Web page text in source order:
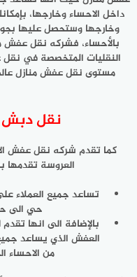
داخل الاحساء وخارجها،
وخارجها وستحصل عليها
بالأحساء، فشركه نقل
النقليات المتخصصة في
مستوى نقل عفش منازل
نقل دبش
كما تقدم شركه نقل عفش
العروسة تقدمها
تساعد جميع العملاء
حي الى
بالإضافة الى انها
العفش الذي يساعد
من الاحساء